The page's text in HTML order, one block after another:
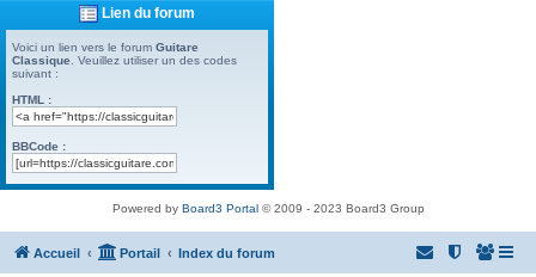
Lien du forum
Voici un lien vers le forum Guitare
Classique . Veuillez utiliser un des codes
suivant :
HTML :
BBCode :
Powered by Board3 Portal© 2009 - 2023 Board3 Group
Accueil Portail Index du forum